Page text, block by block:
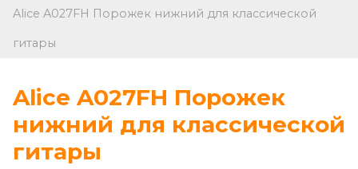
Alice A027FH Порожек нижний для классической
гитары
Alice A027FH Порожек
нижний для классической
гитары